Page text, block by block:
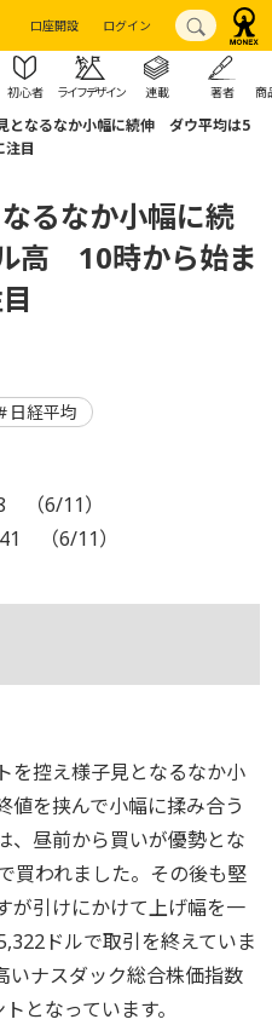
口座開設 ログイン
初心者 ライフデザイン 連載 著者 商
となるなか小幅に続伸 ダウ平均は5
目
るなか小幅に続
高 10時から始ま
日経平均
6/11）
（6/11）
を控え様子見となるなか小
値を挟んで小幅に揉み合う
、昼前から買いが優勢とな
買われました。その後も堅
が引けにかけて上げ幅を一
ドルで取引を終えていま
いナスダック総合株価指数
となっています。